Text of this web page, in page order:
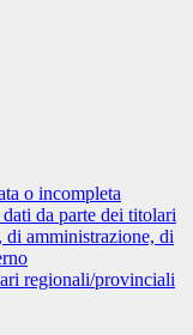
o incompleta
da parte dei titolari
amministrazione, di
regionali/provinciali